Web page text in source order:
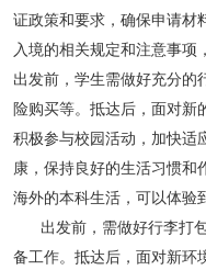
证政策和要求，确保申请材
入境的相关规定和注意事
出发前，学生需做好充分的
险购买等。抵达后，面对新
积极参与校园活动，加快适
康，保持良好的生活习惯和
海外的本科生活，可以体验
出发前，需做好行李打
备工作。抵达后，面对新环